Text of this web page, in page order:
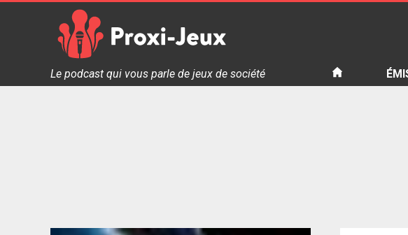
Proxi Jeux - Le podcast qui vous parle de jeux de société
Le podcast qui vous parle de jeux de société